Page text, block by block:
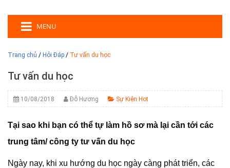
MENU
Trang chủ / Hỏi Đáp / Tư vấn du học
Tư vấn du học
10/08/2018 Đỗ Hương Sự Kiện Hot
Tại sao khi bạn có thể tự làm hồ sơ mà lại cần tới các
trung tâm/ công ty tư vấn du học
Ngày nay, khi xu hướng du học ngày càng phát triển, các